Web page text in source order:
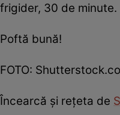
frigider, 30 de minute.
Poftă bună!
FOTO:
Încearcă şi reţeta de